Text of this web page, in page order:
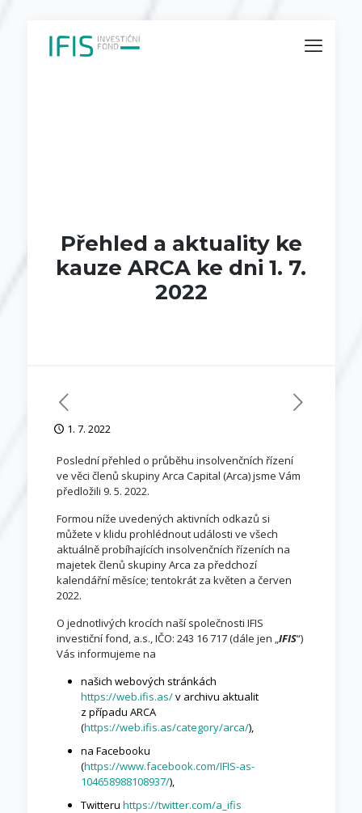
Přehled a aktuality ke
kauze ARCA ke dni 1. 7.
2022
1. 7. 2022
Poslední přehled o průběhu insolvenčních řízení
ve věci členů skupiny Arca Capital (Arca) jsme Vám
předložili 9. 5. 2022.
Formou níže uvedených aktivních odkazů si
můžete v klidu prohlédnout události ve všech
aktuálně probíhajících insolvenčních řízeních na
majetek členů skupiny Arca za předchozí
kalendářní měsíce; tentokrát za květen a červen
2022.
O jednotlivých krocích naší společnosti IFIS
investiční fond, a.s., IČO: 243 16 717 (dále jen „IFIS“)
Vás informujeme na
našich webových stránkách
https://web.ifis.as/v archivu aktualit
z případu ARCA
(https://web.ifis.as/category/arca/),
na Facebooku
(https://www.facebook.com/IFIS-as-
104658988108937/),
Twitteru https://twitter.com/a_ifis